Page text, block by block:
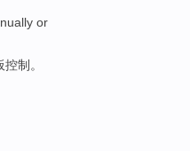
or
控制 。